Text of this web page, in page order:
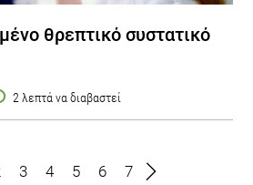
θρεπτικό συστατικό
2 λεπτά να διαβαστεί
3 4 5 6 7